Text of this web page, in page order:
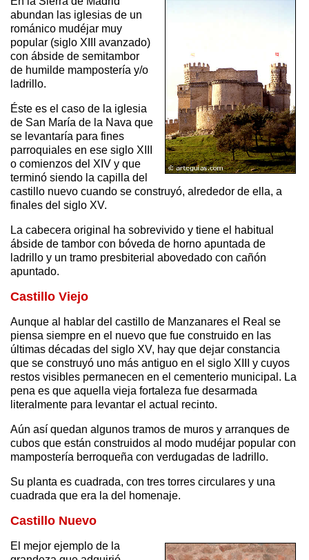
abundan las iglesias de un
románico mudéjar muy
popular (siglo XIII avanzado)
con ábside de semitambor
de humilde mampostería y/o
ladrillo.
Éste es el caso de la iglesia
de San María de la Nava que
se levantaría para fines
parroquiales en ese siglo XIII
o comienzos del XIV y que
terminó siendo la capilla del
castillo nuevo cuando se construyó, alrededor de ella, a
finales del siglo XV.
La cabecera original ha sobrevivido y tiene el habitual
ábside de tambor con bóveda de horno apuntada de
ladrillo y un tramo presbiterial abovedado con cañón
apuntado.
Castillo Viejo
Aunque al hablar del castillo de Manzanares el Real se
piensa siempre en el nuevo que fue construido en las
últimas décadas del siglo XV, hay que dejar constancia
que se construyó uno más antiguo en el siglo XIII y cuyos
restos visibles permanecen en el cementerio municipal. La
pena es que aquella vieja fortaleza fue desarmada
literalmente para levantar el actual recinto.
Aún así quedan algunos tramos de muros y arranques de
cubos que están construidos al modo mudéjar popular con
mampostería berroqueña con verdugadas de ladrillo.
Su planta es cuadrada, con tres torres circulares y una
cuadrada que era la del homenaje.
Castillo Nuevo
El mejor ejemplo de la